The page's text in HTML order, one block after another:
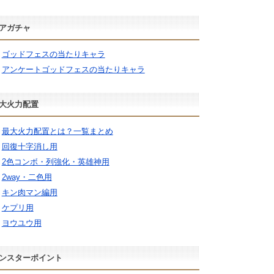
ガチャ
ゴッドフェスの当たりキャラ
アンケートゴッドフェスの当たりキャラ
火力配置
最大火力配置とは？一覧まとめ
回復十字消し用
2色コンボ・列強化・英雄神用
2way・二色用
キン肉マン編用
ケプリ用
ヨウユウ用
スターポイント